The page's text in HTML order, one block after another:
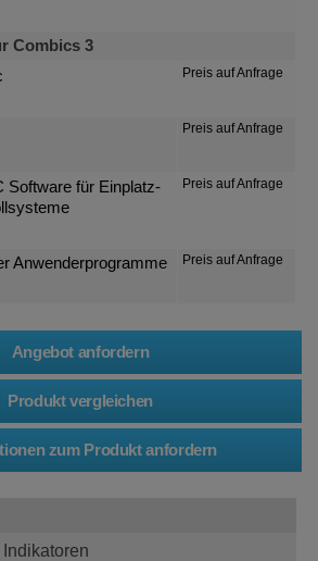
Combics 3
Preis auf Anfrage
Preis auf Anfrage
für Einplatz-
Preis auf Anfrage
Anwenderprogramme
Preis auf Anfrage